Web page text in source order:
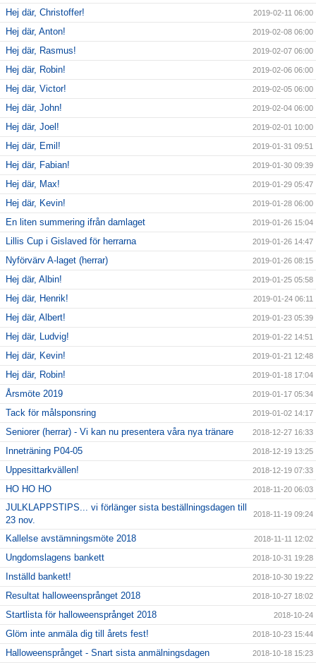
Hej där, Christoffer! 2019-02-11 06:00
Hej där, Anton! 2019-02-08 06:00
Hej där, Rasmus! 2019-02-07 06:00
Hej där, Robin! 2019-02-06 06:00
Hej där, Victor! 2019-02-05 06:00
Hej där, John! 2019-02-04 06:00
Hej där, Joel! 2019-02-01 10:00
Hej där, Emil! 2019-01-31 09:51
Hej där, Fabian! 2019-01-30 09:39
Hej där, Max! 2019-01-29 05:47
Hej där, Kevin! 2019-01-28 06:00
En liten summering ifrån damlaget 2019-01-26 15:04
Lillis Cup i Gislaved för herrarna 2019-01-26 14:47
Nyförvärv A-laget (herrar) 2019-01-26 08:15
Hej där, Albin! 2019-01-25 05:58
Hej där, Henrik! 2019-01-24 06:11
Hej där, Albert! 2019-01-23 05:39
Hej där, Ludvig! 2019-01-22 14:51
Hej där, Kevin! 2019-01-21 12:48
Hej där, Robin! 2019-01-18 17:04
Årsmöte 2019 2019-01-17 05:34
Tack för målsponsring 2019-01-02 14:17
Seniorer (herrar) - Vi kan nu presentera våra nya tränare 2018-12-27 16:33
Inneträning P04-05 2018-12-19 13:25
Uppesittarkvällen! 2018-12-19 07:33
HO HO HO 2018-11-20 06:03
JULKLAPPSTIPS... vi förlänger sista beställningsdagen till
23 nov.
2018-11-19 09:24
Kallelse avstämningsmöte 2018 2018-11-11 12:02
Ungdomslagens bankett 2018-10-31 19:28
Inställd bankett! 2018-10-30 19:22
Resultat halloweensprånget 2018 2018-10-27 18:02
Startlista för halloweensprånget 2018 2018-10-24
Glöm inte anmäla dig till årets fest! 2018-10-23 15:44
Halloweensprånget - Snart sista anmälningsdagen 2018-10-18 15:23